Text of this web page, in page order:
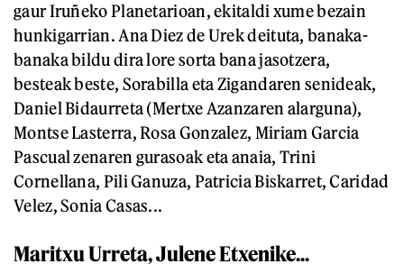
gaur Iruñeko Planetarioan, ekitaldi xume bezain
hunkigarrian. Ana Diez de Urek deituta, banaka-
banaka bildu dira lore sorta bana jasotzera,
besteak beste, Sorabilla eta Zigandaren senideak,
Daniel Bidaurreta (Mertxe Azanzaren alarguna),
Montse Lasterra, Rosa Gonzalez, Miriam Garcia
Pascual zenaren gurasoak eta anaia, Trini
Cornellana, Pili Ganuza, Patricia Biskarret, Caridad
Velez, Sonia Casas...
Maritxu Urreta, Julene Etxenike...